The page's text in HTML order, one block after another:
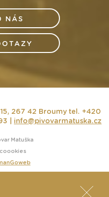
NÁS
267 42 Broumytel. +420
| info@pivovarmatuska.cz
Matuška